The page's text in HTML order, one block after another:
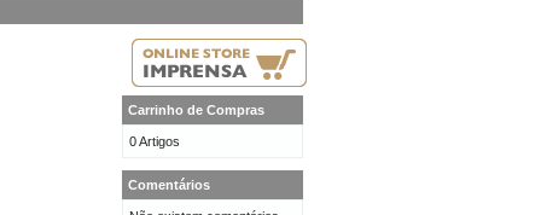
Carrinho de Compras
0 Artigos
Comentários